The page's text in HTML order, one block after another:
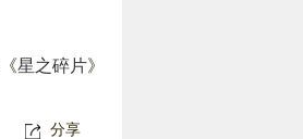
《星之碎片》
分享